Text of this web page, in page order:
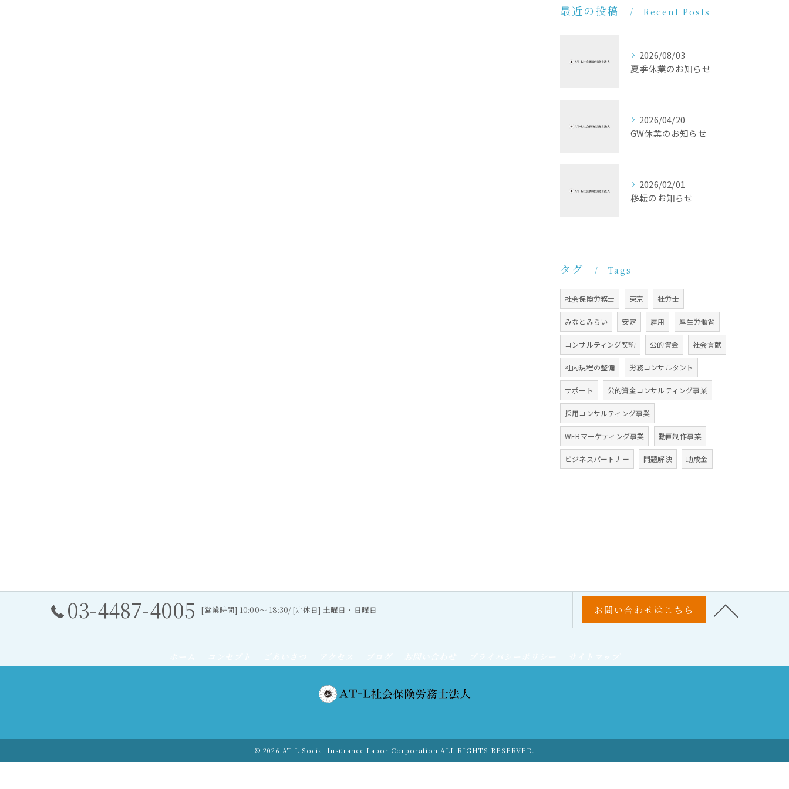
最近の投稿 Recent Posts
2026/08/03
夏季休業のお知らせ
2026/04/20
GW休業のお知らせ
2026/02/01
移転のお知らせ
タグ Tags
社会保険労務士 東京 社労士
みなとみらい 安定 雇用 厚生労働省
コンサルティング契約 公的資金 社会貢献
社内規程の整備 労務コンサルタント
サポート 公的資金コンサルティング事業
採用コンサルティング事業
WEBマーケティング事業 動画制作事業
ビジネスパートナー 問題解決 助成金
03-4487-4005 [営業時間] 10:00〜 18:30/ [定休日] 土曜日・日曜日 お問い合わせはこちら
© 2026 AT-L Social Insurance Labor Corporation ALL RIGHTS RESERVED.